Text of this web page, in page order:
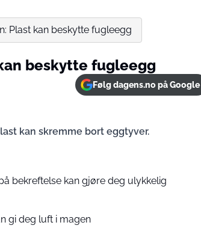
Plast kan beskytte fugleegg
beskytte fugleegg
Følg dagens.no på Google
kan skremme bort eggtyver.
bekreftelse kan gjøre deg ulykkelig
gi deg luft i magen